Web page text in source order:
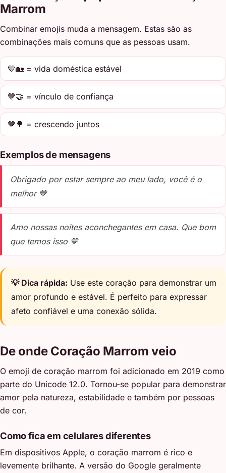
Marrom
Combinar emojis muda a mensagem. Estas são as
combinações mais comuns que as pessoas usam.
🤎🏡 = vida doméstica estável
🤎🤝 = vínculo de confiança
🤎🌳 = crescendo juntos
Exemplos de mensagens
Obrigado por estar sempre ao meu lado, você é o
melhor 🤎
Amo nossas noites aconchegantes em casa. Que bom
que temos isso 🤎
💡 Dica rápida: Use este coração para demonstrar um
amor profundo e estável. É perfeito para expressar
afeto confiável e uma conexão sólida.
De onde Coração Marrom veio
O emoji de coração marrom foi adicionado em 2019 como
parte do Unicode 12.0. Tornou-se popular para demonstrar
amor pela natureza, estabilidade e também por pessoas
de cor.
Como fica em celulares diferentes
Em dispositivos Apple, o coração marrom é rico e
levemente brilhante. A versão do Google geralmente